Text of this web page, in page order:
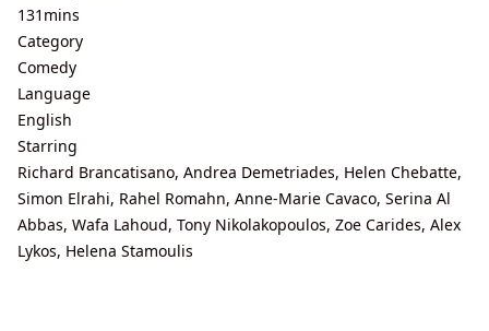
131mins
Category
Comedy
Language
English
Starring
Richard Brancatisano, Andrea Demetriades, Helen Chebatte,
Simon Elrahi, Rahel Romahn, Anne-Marie Cavaco, Serina Al
Abbas, Wafa Lahoud, Tony Nikolakopoulos, Zoe Carides, Alex
Lykos, Helena Stamoulis